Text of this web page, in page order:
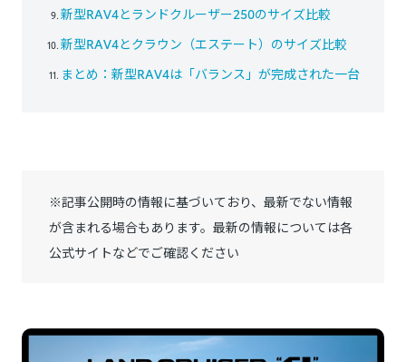
新型RAV4とランドクルーザー250のサイズ比較
新型RAV4とクラウン（エステート）のサイズ比較
まとめ：新型RAV4は「バランス」が完成された一台
※記事公開時の情報に基づいており、最新でない情報
が含まれる場合もあります。最新の情報については各
公式サイトなどでご確認ください